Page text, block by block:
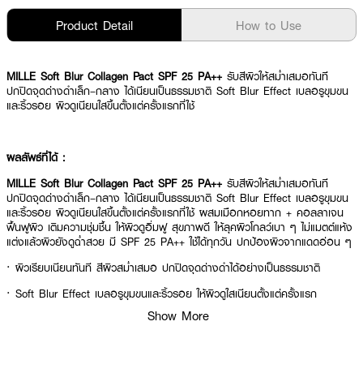
Product Detail How to Use
MILLE Soft Blur Collagen Pact SPF 25 PA++ รับสีผิวให้สม่ำเสมอทันที
ปกปิดจุดด่างดำเล็ก–กลาง ได้เนียนเป็นธรรมชาติ Soft Blur Effect เบลอรูขุมขน
และริ้วรอย ผิวดูเนียนใสขึ้นตั้งแต่ครั้งแรกที่ใช้
ผลลัพธ์ที่ได้ :
MILLE Soft Blur Collagen Pact SPF 25 PA++ รับสีผิวให้สม่ำเสมอทันที
ปกปิดจุดด่างดำเล็ก–กลาง ได้เนียนเป็นธรรมชาติ Soft Blur Effect เบลอรูขุมขน
และริ้วรอย ผิวดูเนียนใสขึ้นตั้งแต่ครั้งแรกที่ใช้ ผสมเมือกหอยทาก + คอลลาเจน
ฟื้นฟูผิว เติมความชุ่มชื้น ให้ผิวดูอิ่มฟู สุขภาพดี ให้ลุคผิวโกลว์เบา ๆ ไม่แมตต์แห้ง
แต่งแล้วผิวยังดูฉ่ำสวย มี SPF 25 PA++ ใช้ได้ทุกวัน ปกป้องผิวจากแดดอ่อน ๆ
· ผิวเรียบเนียนทันที สีผิวสม่ำเสมอ ปกปิดจุดด่างดำได้อย่างเป็นธรรมชาติ
· Soft Blur Effect เบลอรูขุมขนและริ้วรอย ให้ผิวดูใสเนียนตั้งแต่ครั้งแรก
· ลุคโกลว์ฉ่ำ ผิวสวยไม่แมตต์แห้ง ดูเป็นผิวจริง
Show More